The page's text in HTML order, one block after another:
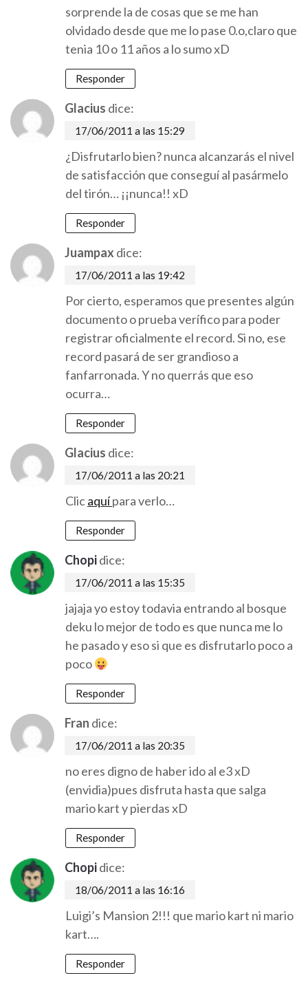
sorprende la de cosas que se me han
olvidado desde que me lo pase 0.o,claro que
tenia 10 o 11 años a lo sumo xD
Responder
Glacius dice:
17/06/2011 a las 15:29
¿Disfrutarlo bien? nunca alcanzarás el nivel
de satisfacción que conseguí al pasármelo
del tirón… ¡¡nunca!! xD
Responder
Juampax dice:
17/06/2011 a las 19:42
Por cierto, esperamos que presentes algún
documento o prueba verífico para poder
registrar oficialmente el record. Si no, ese
record pasará de ser grandioso a
fanfarronada. Y no querrás que eso
ocurra…
Responder
Glacius dice:
17/06/2011 a las 20:21
Clicaquípara verlo…
Responder
Chopidice:
17/06/2011 a las 15:35
jajaja yo estoy todavia entrando al bosque
deku lo mejor de todo es que nunca me lo
he pasado y eso si que es disfrutarlo poco a
poco
Responder
Fran dice:
17/06/2011 a las 20:35
no eres digno de haber ido al e3 xD
(envidia)pues disfruta hasta que salga
mario kart y pierdas xD
Responder
Chopidice:
18/06/2011 a las 16:16
Luigi’s Mansion 2!!! que mario kart ni mario
kart….
Responder